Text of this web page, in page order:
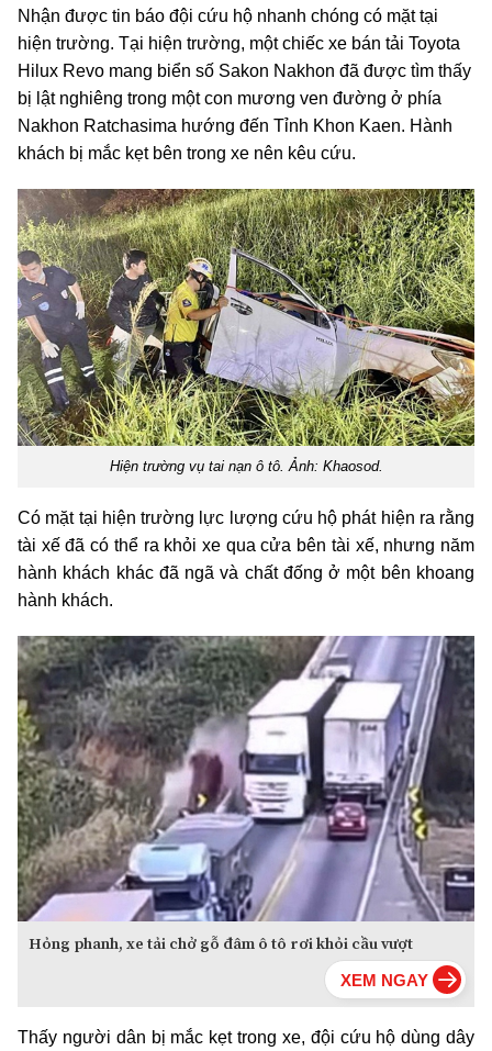
Nhận được tin báo đội cứu hộ nhanh chóng có mặt tại
hiện trường. Tại hiện trường, một chiếc xe bán tải Toyota
Hilux Revo mang biển số Sakon Nakhon đã được tìm thấy
bị lật nghiêng trong một con mương ven đường ở phía
Nakhon Ratchasima hướng đến Tỉnh Khon Kaen. Hành
khách bị mắc kẹt bên trong xe nên kêu cứu.
Hiện trường vụ tai nạn ô tô. Ảnh: Khaosod.
Có mặt tại hiện trường lực lượng cứu hộ phát hiện ra rằng
tài xế đã có thể ra khỏi xe qua cửa bên tài xế, nhưng năm
hành khách khác đã ngã và chất đống ở một bên khoang
hành khách.
Hỏng phanh, xe tải chở gỗ đâm ô tô rơi khỏi cầu vượt
Thấy người dân bị mắc kẹt trong xe, đội cứu hộ dùng dây